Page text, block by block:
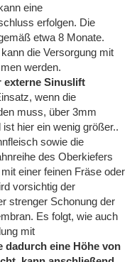
eine
erfolgen. Die
etwa 8 Monate.
die Versorgung mit
werden.
externe Sinuslift
wenn die
muss, über 3mm
hier ein wenig größer..
sowie die
des Oberkiefers
einer feinen Fräse oder
vorsichtig der
strenger Schonung der
Es folgt, wie auch
mit
dadurch eine Höhe von